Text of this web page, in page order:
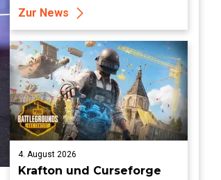
Farming-Simulation
verlässt heute den Early
Access
Zur News
4. August 2026
Krafton und Curseforge